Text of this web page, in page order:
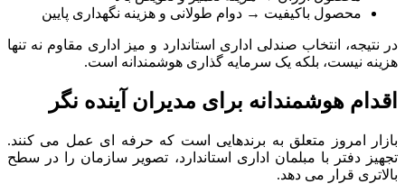
محصول باکیفیت → دوام طولانی و هزینه نگهداری پایین
در نتیجه، انتخاب صندلی اداری استاندارد و میز اداری مقاوم نه تنها
هزینه نیست، بلکه یک سرمایه گذاری هوشمندانه است.
اقدام هوشمندانه برای مدیران آینده نگر
بازار امروز متعلق به برندهایی است که حرفه ای عمل می کنند.
تجهیز دفتر با مبلمان اداری استاندارد، تصویر سازمان را در سطح
بالاتری قرار می دهد.